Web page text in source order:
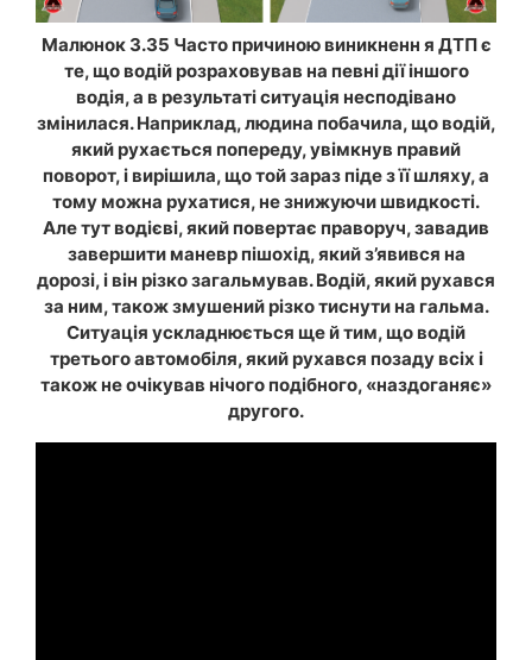
Малюнок 3.35 Часто причиною виникненн я ДТП є
те, що водій розраховував на певні дії іншого
водія, а в результаті ситуація несподівано
змінилася. Наприклад, людина побачила, що водій,
який рухається попереду, увімкнув правий
поворот, і вирішила, що той зараз піде з її шляху, а
тому можна рухатися, не знижуючи швидкості.
Але тут водієві, який повертає праворуч, завадив
завершити маневр пішохід, який з’явився на
дорозі, і він різко загальмував. Водій, який рухався
за ним, також змушений різко тиснути на гальма.
Ситуація ускладнюється ще й тим, що водій
третього автомобіля, який рухався позаду всіх і
також не очікував нічого подібного, «наздоганяє»
другого.